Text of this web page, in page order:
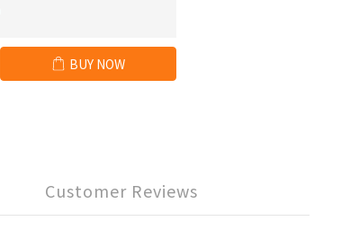
BUY NOW
Customer Reviews